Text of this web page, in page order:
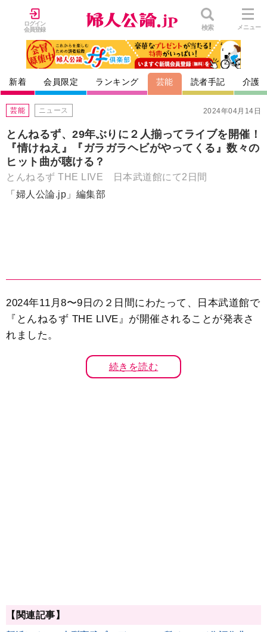
ログイン
会員登録
検索 メニュー
新着 会員限定 ランキング 芸能 読者手記 介護
2024年04月14日
芸能 ニュース
とんねるず、29年ぶりに２人揃ってライブを開催！
『情けねえ』『ガラガラヘビがやってくる』数々の
ヒット曲が聴ける？
とんねるず THE LIVE ⽇本武道館にて2日間
「婦人公論.jp」編集部
2024年11月8〜9日の２日間にわたって、日本武道館で
『とんねるず THE LIVE』が開催されることが発表さ
れました。
続きを読む
【関連記事】